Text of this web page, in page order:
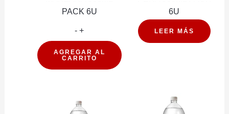
PACK 6U
- AGUA
BENEDICTINO
MANZANA
6U
+
AGREGAR AL
CARRITO
6U
LEER MÁS